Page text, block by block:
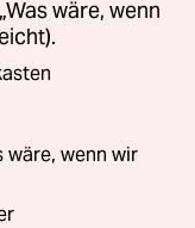
wäre, wenn
wäre, wenn wir